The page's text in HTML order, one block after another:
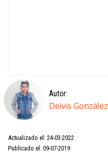
Autor:
Deivis González
Actualizado el: 24-03-2022
Publicado el: 09-07-2019